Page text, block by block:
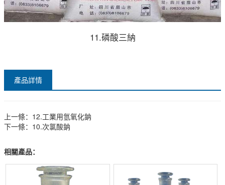
11.磷酸三納
產品詳情
上一條： 12.工業用氫氧化鈉
下一條： 10.次氯酸鈉
相關產品：